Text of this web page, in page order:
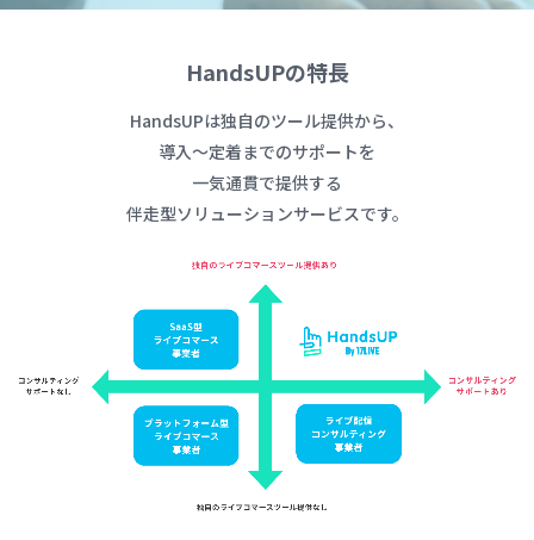
HandsUPの特長
HandsUPは独自のツール提供から、
導入～定着までのサポートを
一気通貫で提供する
伴走型ソリューションサービスです。